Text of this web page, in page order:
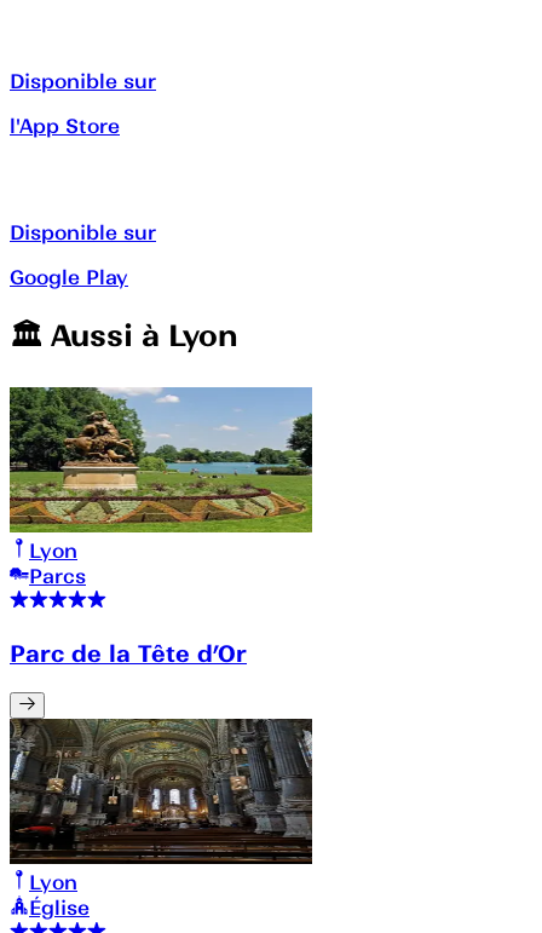
Disponible sur
l'App Store
Disponible sur
Google Play
🏛️️ Aussi à Lyon
Lyon
Parcs
Parc de la Tête d’Or
Lyon
Église